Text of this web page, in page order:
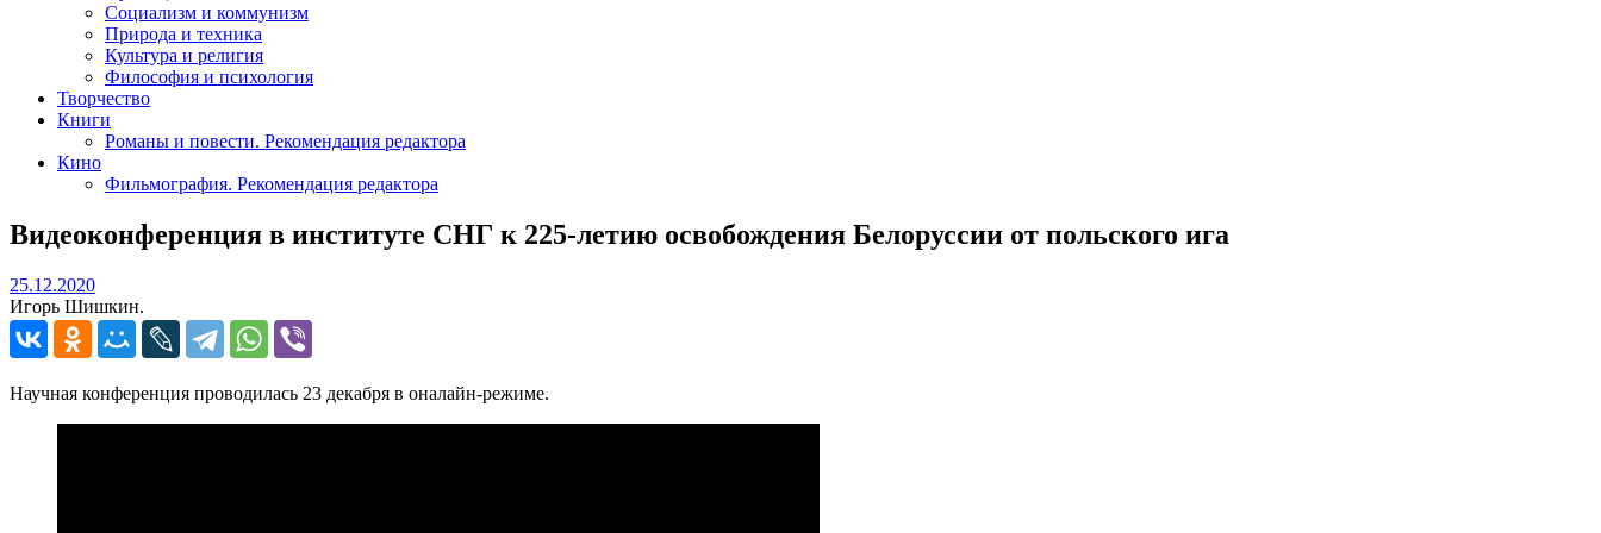
Социализм и коммунизм
Природа и техника
Культура и религия
Философия и психология
Творчество
Книги
Романы и повести. Рекомендация редактора
Кино
Фильмография. Рекомендация редактора
Видеоконференция в институте СНГ к 225-летию освобождения Белоруссии от польского ига
25.12.202025.12.2020
Игорь Шишкин.
Научная конференция проводилась 23 декабря в оналайн-режиме.